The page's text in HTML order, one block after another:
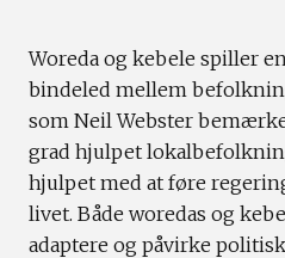
Woreda og kebele spiller
bindeled mellem
som Neil Webster
grad hjulpet
hjulpet med at føre
livet. Både woredas og
adaptere og påvirke